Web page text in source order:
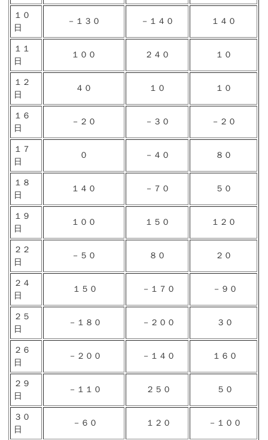
１０
日
－１３０ －１４０ １４０
１１
日
１００ ２４０ １０
１２
日
４０ １０ １０
１６
日
－２０ －３０ －２０
１７
日
０ －４０ ８０
１８
日
１４０ －７０ ５０
１９
日
１００ １５０ １２０
２２
日
－５０ ８０ ２０
２４
日
１５０ －１７０ －９０
２５
日
－１８０ －２００ ３０
２６
日
－２００ －１４０ １６０
２９
日
－１１０ ２５０ ５０
３０
日
－６０ １２０ －１００